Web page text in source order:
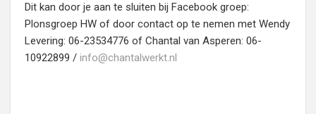
Dit kan door je aan te sluiten bij Facebook groep:
Plonsgroep HW of door contact op te nemen met Wendy
Levering: 06-23534776 of Chantal van Asperen: 06-
10922899 / info@chantalwerkt.nl